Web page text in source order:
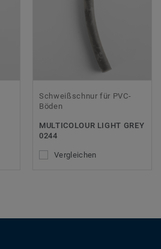
Schweißschnur für PVC-
Böden
MULTICOLOUR LIGHT GREY
0244
Vergleichen